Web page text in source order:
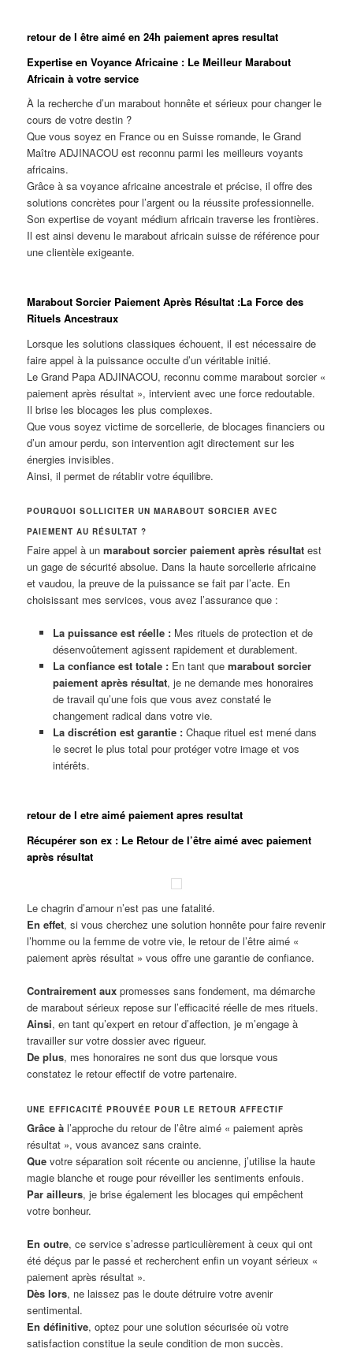
retour de l être aimé en 24h paiement apres resultat
Expertise en Voyance Africaine : Le Meilleur Marabout
Africain à votre service
À la recherche d’un marabout honnête et sérieux pour changer le
cours de votre destin ?
Que vous soyez en France ou en Suisse romande, le Grand
Maître ADJINACOU est reconnu parmi les meilleurs voyants
africains.
Grâce à sa voyance africaine ancestrale et précise, il offre des
solutions concrètes pour l’argent ou la réussite professionnelle.
Son expertise de voyant médium africain traverse les frontières.
Il est ainsi devenu le marabout africain suisse de référence pour
une clientèle exigeante.
Marabout Sorcier Paiement Après Résultat :La Force des
Rituels Ancestraux
Lorsque les solutions classiques échouent, il est nécessaire de
faire appel à la puissance occulte d’un véritable initié.
Le Grand Papa ADJINACOU, reconnu comme marabout sorcier «
paiement après résultat », intervient avec une force redoutable.
Il brise les blocages les plus complexes.
Que vous soyez victime de sorcellerie, de blocages financiers ou
d’un amour perdu, son intervention agit directement sur les
énergies invisibles.
Ainsi, il permet de rétablir votre équilibre.
POURQUOI SOLLICITER UN MARABOUT SORCIER AVEC
PAIEMENT AU RÉSULTAT ?
Faire appel à unmarabout sorcier paiement après résultat est
un gage de sécurité absolue. Dans la haute sorcellerie africaine
et vaudou, la preuve de la puissance se fait par l’acte. En
choisissant mes services, vous avez l’assurance que :
La puissance est réelle :Mes rituels de protection et de
désenvoûtement agissent rapidement et durablement.
La confiance est totale :En tant que marabout sorcier
paiement après résultat, je ne demande mes honoraires
de travail qu’une fois que vous avez constaté le
changement radical dans votre vie.
La discrétion est garantie :Chaque rituel est mené dans
le secret le plus total pour protéger votre image et vos
intérêts.
retour de l etre aimé paiement apres resultat
Récupérer son ex : Le Retour de l’être aimé avec paiement
après résultat
Le chagrin d’amour n’est pas une fatalité.
En effet, si vous cherchez une solution honnête pour faire revenir
l’homme ou la femme de votre vie, le retour de l’être aimé «
paiement après résultat » vous offre une garantie de confiance.
Contrairement aux promesses sans fondement, ma démarche
de marabout sérieux repose sur l’efficacité réelle de mes rituels.
Ainsi, en tant qu’expert en retour d’affection, je m’engage à
travailler sur votre dossier avec rigueur.
De plus, mes honoraires ne sont dus que lorsque vous
constatez le retour effectif de votre partenaire.
UNE EFFICACITÉ PROUVÉE POUR LE RETOUR AFFECTIF
Grâce à l’approche du retour de l’être aimé « paiement après
résultat », vous avancez sans crainte.
Que votre séparation soit récente ou ancienne, j’utilise la haute
magie blanche et rouge pour réveiller les sentiments enfouis.
Par ailleurs, je brise également les blocages qui empêchent
votre bonheur.
En outre, ce service s’adresse particulièrement à ceux qui ont
été déçus par le passé et recherchent enfin un voyant sérieux «
paiement après résultat ».
Dès lors, ne laissez pas le doute détruire votre avenir
sentimental.
En définitive, optez pour une solution sécurisée où votre
satisfaction constitue la seule condition de mon succès.